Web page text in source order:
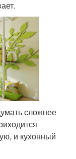
сложнее
и кухонный